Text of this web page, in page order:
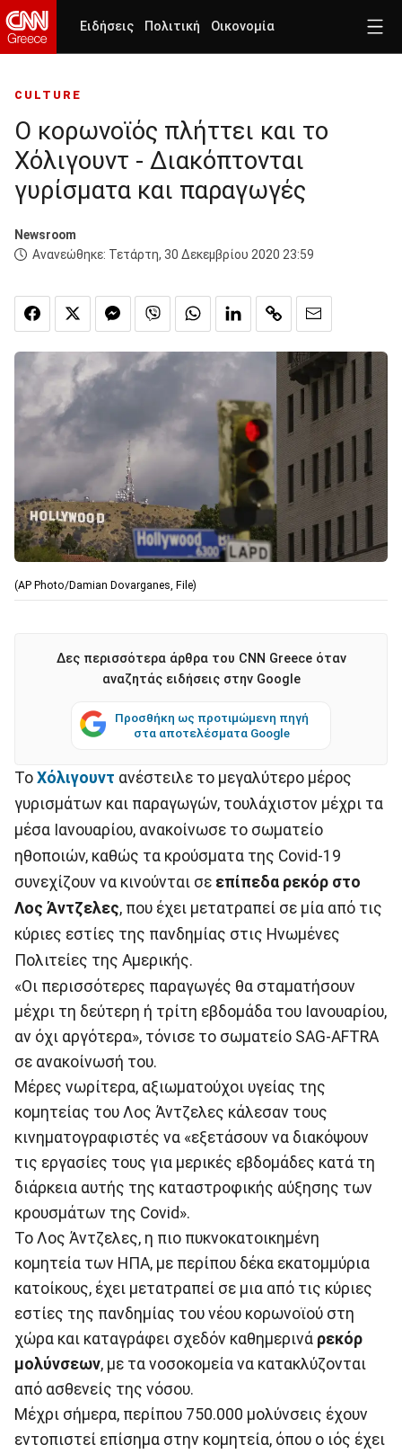
Ειδήσεις Πολιτική Οικονομία
CULTURE
Ο κορωνοϊός πλήττει και το
Χόλιγουντ - Διακόπτονται
γυρίσματα και παραγωγές
Newsroom
Ανανεώθηκε: Τετάρτη, 30 Δεκεμβρίου 2020 23:59
(AP Photo/Damian Dovarganes, File)
Δες περισσότερα άρθρα του CNN Greece όταν
αναζητάς ειδήσεις στην Google
Προσθήκη ως προτιμώμενη πηγή
στα αποτελέσματα Google
Το Χόλιγουντ ανέστειλε το μεγαλύτερο μέρος
γυρισμάτων και παραγωγών, τουλάχιστον μέχρι τα
μέσα Ιανουαρίου, ανακοίνωσε το σωματείο
ηθοποιών, καθώς τα κρούσματα της Covid-19
συνεχίζουν να κινούνται σε επίπεδα ρεκόρ στο
Λος Άντζελες, που έχει μετατραπεί σε μία από τις
κύριες εστίες της πανδημίας στις Ηνωμένες
Πολιτείες της Αμερικής.
«Οι περισσότερες παραγωγές θα σταματήσουν
μέχρι τη δεύτερη ή τρίτη εβδομάδα του Ιανουαρίου,
αν όχι αργότερα», τόνισε το σωματείο SAG-AFTRA
σε ανακοίνωσή του.
Μέρες νωρίτερα, αξιωματούχοι υγείας της
κομητείας του Λος Άντζελες κάλεσαν τους
κινηματογραφιστές να «εξετάσουν να διακόψουν
τις εργασίες τους για μερικές εβδομάδες κατά τη
διάρκεια αυτής της καταστροφικής αύξησης των
κρουσμάτων της Covid».
Το Λος Άντζελες, η πιο πυκνοκατοικημένη
κομητεία των ΗΠΑ, με περίπου δέκα εκατομμύρια
κατοίκους, έχει μετατραπεί σε μια από τις κύριες
εστίες της πανδημίας του νέου κορωνοϊού στη
χώρα και καταγράφει σχεδόν καθημερινά ρεκόρ
μολύνσεων, με τα νοσοκομεία να κατακλύζονται
από ασθενείς της νόσου.
Μέχρι σήμερα, περίπου 750.000 μολύνσεις έχουν
εντοπιστεί επίσημα στην κομητεία, όπου ο ιός έχει